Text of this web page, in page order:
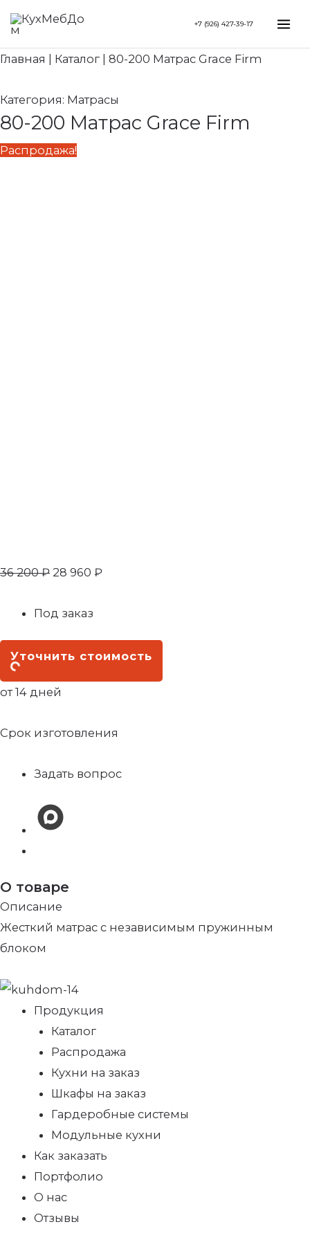
Перейти
содержимому
+7 (926) 427-39-17
Главная Каталог 80-200 Матрас Grace Firm
Категория: Матрасы
80-200 Матрас Grace Firm
Распродажа!
36 200₽
Первоначальная
составляла
200 ₽.
28 960 ₽
28
Под заказ
Уточнить стоимость
от 14 дней
Срок изготовления
Задать вопрос
О товаре
Описание
Жесткий матрас с независимым пружинным
блоком
Продукция
Каталог
Распродажа
Кухни на заказ
Шкафы на заказ
Гардеробные системы
Модульные кухни
Как заказать
Портфолио
О нас
Отзывы
Search...